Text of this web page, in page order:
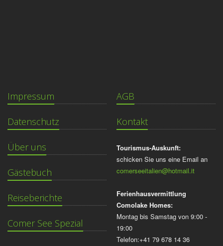
Impressum
Datenschutz
Über uns
Gästebuch
Reiseberichte
Comer See Spezial
AGB
Kontakt
Tourismus-Auskunft:
schicken Sie uns eine Email an
comerseeitalien@hotmail.it
Ferienhausvermittlung
Comolake Homes:
Montag bis Samstag von 9:00 -
19:00
Telefon:+41 79 678 14 36